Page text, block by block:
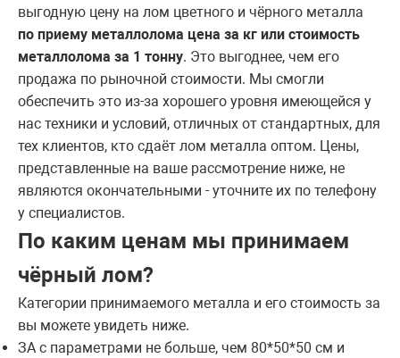
выгодную цену на лом цветного и чёрного металла
по приему металлолома цена за кг или стоимость
металлолома за 1 тонну. Это выгоднее, чем его
продажа по рыночной стоимости. Мы смогли
обеспечить это из-за хорошего уровня имеющейся у
нас техники и условий, отличных от стандартных, для
тех клиентов, кто сдаёт лом металла оптом. Цены,
представленные на ваше рассмотрение ниже, не
являются окончательными - уточните их по телефону
у специалистов.
По каким ценам мы принимаем
чёрный лом?
Категории принимаемого металла и его стоимость за
вы можете увидеть ниже.
ЗА с параметрами не больше, чем 80*50*50 см и